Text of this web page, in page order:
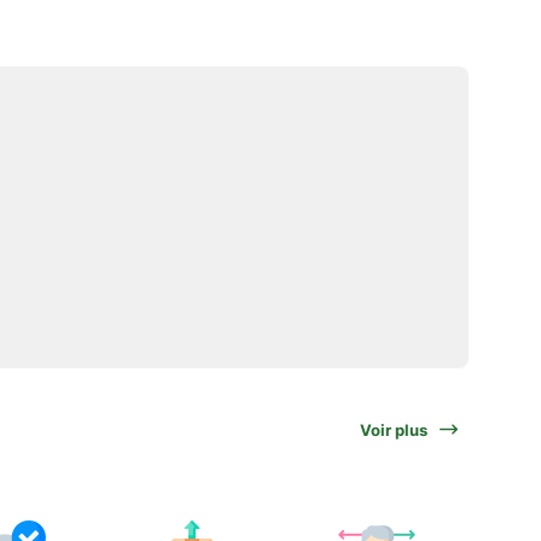
Voir plus